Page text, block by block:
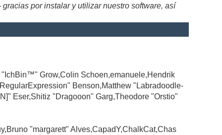
por instalar y utilizar nuestro software, así
Grow,Colin Schoen,emanuele,Hendrik
Benson,Matthew "Labradoodle-
Eser,Shitiz "Dragooon" Garg,Theodore "Orstio"
"margarett" Alves,CapadY,ChalkCat,Chas